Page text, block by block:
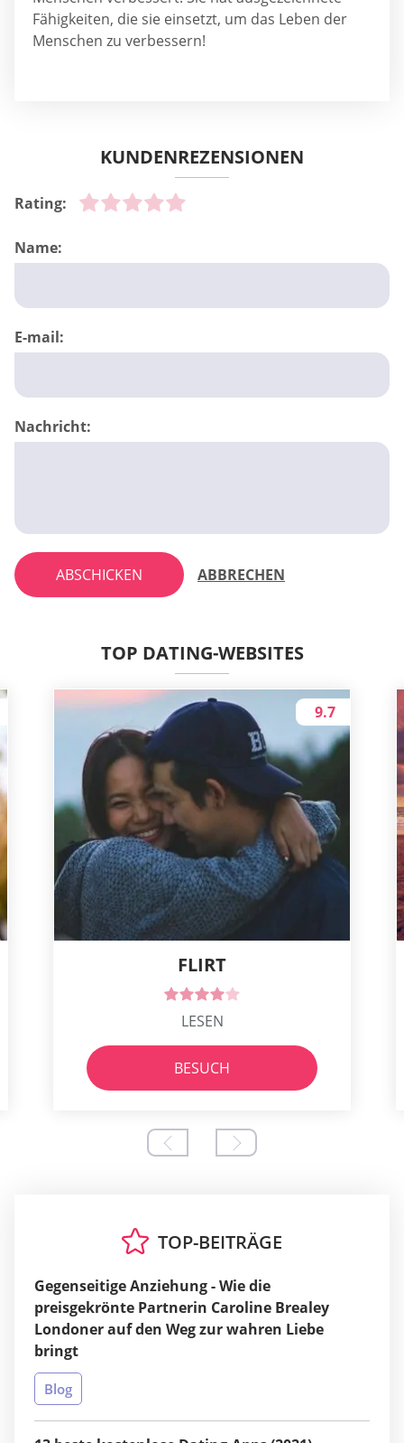
Fähigkeiten, die sie einsetzt, um das Leben der
Menschen zu verbessern!
KUNDENREZENSIONEN
Rating:
Name:
E-mail:
Nachricht:
ABSCHICKEN ABBRECHEN
TOP DATING-WEBSITES
FLIRT
9.7
LESEN
BESUCH
TOP-BEITRÄGE
Gegenseitige Anziehung - Wie die
preisgekrönte Partnerin Caroline Brealey
Londoner auf den Weg zur wahren Liebe
bringt
Blog